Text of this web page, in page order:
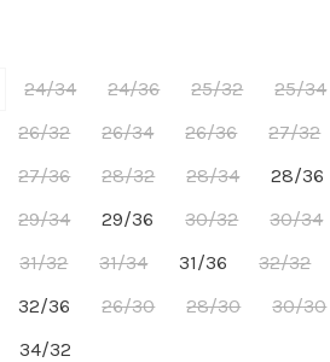
24/34 24/36 25/32
25/34
26/32 26/34 26/36
27/32
27/36 28/32 28/34
28/36
29/34 29/36 30/32
30/34
31/32 31/34 31/36
32/32
32/36 26/30 28/30
30/30
34/32